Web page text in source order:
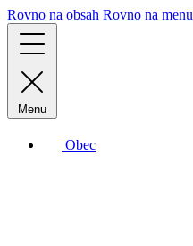
Rovno na obsah Rovno na menu
Menu
Obec